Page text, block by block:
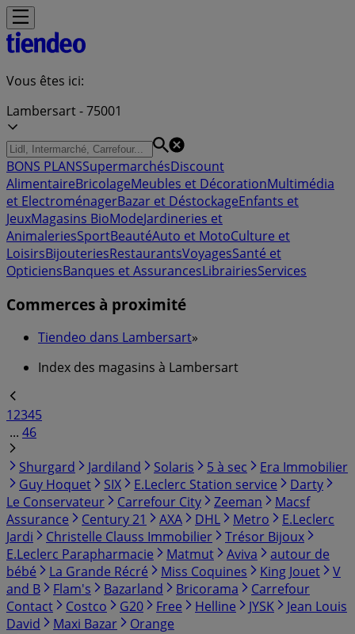
Vous êtes ici:
Lambersart - 75001
BONS PLANSSupermarchésDiscount
AlimentaireBricolageMeubles et DécorationMultimédia
et ElectroménagerBazar et DéstockageEnfants et
JeuxMagasins BioModeJardineries et
AnimaleriesSportBeautéAuto et MotoCulture et
LoisirsBijouteriesRestaurantsVoyagesSanté et
OpticiensBanques et AssurancesLibrairiesServices
Commerces à proximité
Tiendeo dans Lambersart»
Index des magasins à Lambersart
12345
... 46
Shurgard
Jardiland Solaris 5 à sec
Era Immobilier
Guy Hoquet
SIX E.Leclerc Station service
Darty
Le Conservateur
Carrefour City Zeeman
Macsf
Assurance
Century 21 AXA DHL Metro
E.Leclerc
Jardi
Christelle Clauss Immobilier
Trésor Bijoux
E.Leclerc Parapharmacie
Matmut Aviva
autour de
bébé
La Grande Récré Miss Coquines King Jouet
V
and B
Flam's Bazarland Bricorama
Carrefour
Contact
Costco G20 Free Helline JYSK
Jean Louis
David
Maxi Bazar Orange